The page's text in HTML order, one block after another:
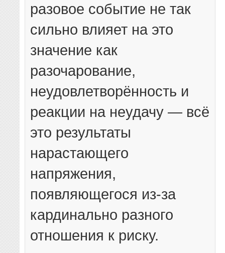
разовое событие не так
сильно влияет на это
значение как
разочарование,
неудовлетворённость и
реакции на неудачу — всё
это результаты
нарастающего
напряжения,
появляющегося из-за
кардинально разного
отношения к риску.